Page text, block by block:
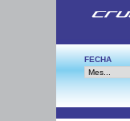
FECHA